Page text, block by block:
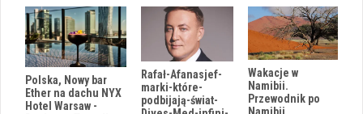
Polska, Nowy bar
Ether na dachu NYX
Hotel Warsaw -
Rafał-Afanasjef-
marki-które-
podbijają-świat-
Wakacje w
Namibii.
Przewodnik po